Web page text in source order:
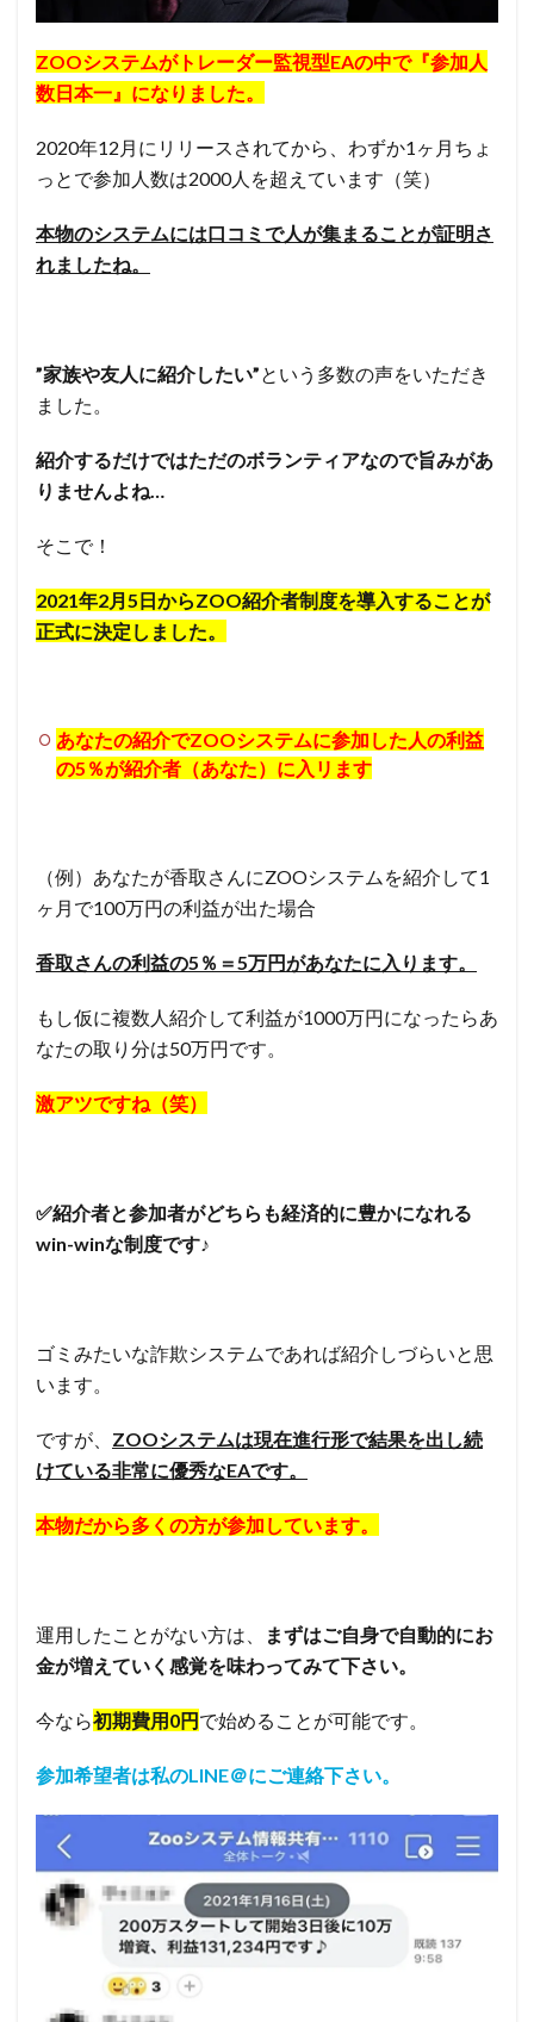
ZOOシステムがトレーダー監視型EAの中で『参加人
数日本一』になりました。
2020年12月にリリースされてから、わずか1ヶ月ちょ
っとで参加人数は2000人を超えています（笑）
本物のシステムには口コミで人が集まることが証明さ
れましたね。
”家族や友人に紹介したい” という多数の声をいただき
ました。
紹介するだけではただのボランティアなので旨みがあ
りませんよね…
そこで！
2021年2月5日からZOO紹介者制度を導入することが
正式に決定しました。
あなたの紹介でZOOシステムに参加した人の利益
の5％が紹介者（あなた）に入リます
（例）あなたが香取さんにZOOシステムを紹介して1
ヶ月で100万円の利益が出た場合
香取さんの利益の5％＝5万円があなたに入ります。
もし仮に複数人紹介して利益が1000万円になったらあ
なたの取り分は50万円です。
激アツですね（笑）
✅紹介者と参加者がどちらも経済的に豊かになれる
win-winな制度です♪
ゴミみたいな詐欺システムであれば紹介しづらいと思
います。
ですが、 ZOOシステムは現在進行形で結果を出し続
けている非常に優秀なEAです。
本物だから多くの方が参加しています。
運用したことがない方は、
まずはご自身で自動的にお
金が増えていく感覚を味わってみて下さい。
今なら初期費用0円で始めることが可能です。
参加希望者は私のLINE＠にご連絡下さい。